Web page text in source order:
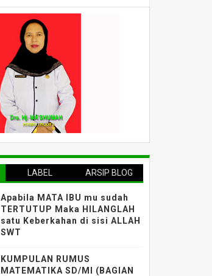
LABEL ARSIP BLOG
Apabila MATA IBU mu sudah
TERTUTUP Maka HILANGLAH
satu Keberkahan di sisi ALLAH
SWT
KUMPULAN RUMUS
MATEMATIKA SD/MI (BAGIAN